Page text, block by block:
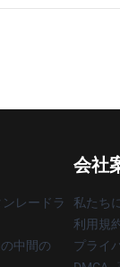
レードラ
中間の
会社
私たち
利用規
プライ